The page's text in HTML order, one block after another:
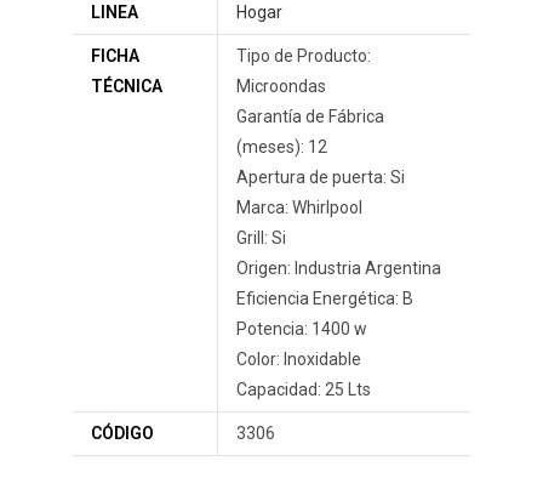
LINEA Hogar
FICHA
TÉCNICA
Tipo de Producto:
Microondas
Garantía de Fábrica
(meses): 12
Apertura de puerta: Si
Marca: Whirlpool
Grill: Si
Origen: Industria Argentina
Eficiencia Energética: B
Potencia: 1400 w
Color: Inoxidable
Capacidad: 25 Lts
CÓDIGO 3306